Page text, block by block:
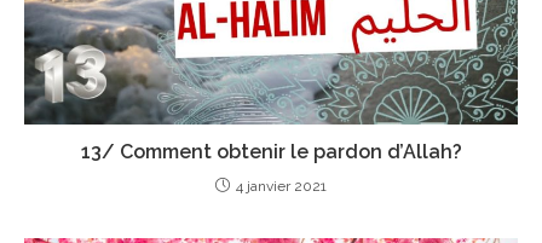
13/ Comment obtenir le pardon d’Allah?
4 janvier 2021